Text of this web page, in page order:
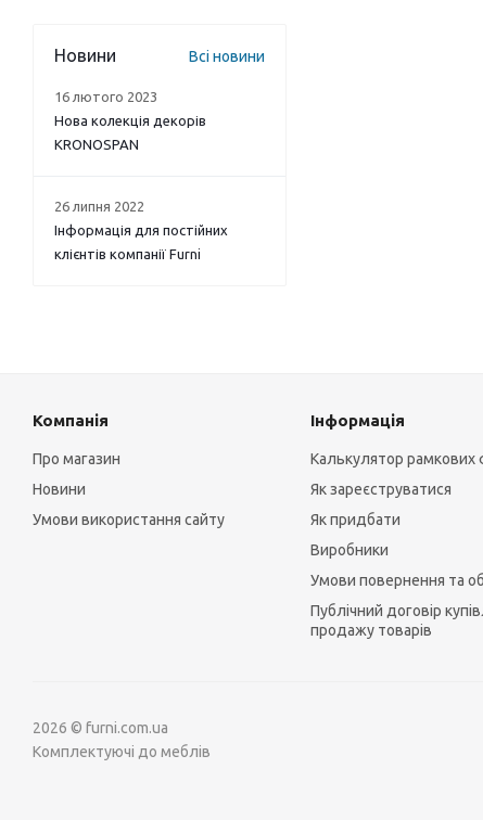
Новини Всі новини
16 лютого 2023
Нова колекція декорів
KRONOSPAN
26 липня 2022
Інформація для постійних
клієнтів компанії Furni
Компанія
Про магазин
Новини
Умови використання сайту
Інформація
Калькулятор рамкових
Як зареєструватися
Як придбати
Виробники
Умови повернення та
Публічний договір
продажу товарів
2026 © furni.com.ua
Комплектуючі до меблів